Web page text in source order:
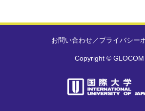
お問い合わせ／プライバシー
Copyright © GLOCOM